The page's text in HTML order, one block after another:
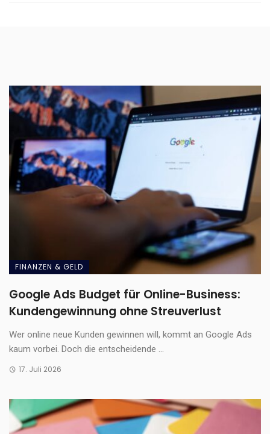
FINANZEN & GELD
Google Ads Budget für Online-Business:
Kundengewinnung ohne Streuverlust
Wer online neue Kunden gewinnen will, kommt an Google Ads
kaum vorbei. Doch die entscheidende ...
17. Juli 2026